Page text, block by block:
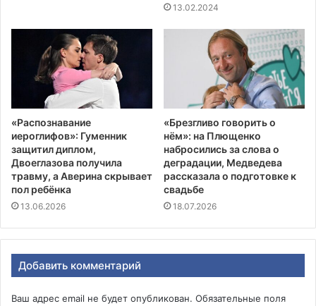
13.02.2024
«Распознавание
иероглифов»: Гуменник
защитил диплом,
Двоеглазова получила
травму, а Аверина скрывает
пол ребёнка
13.06.2026
«Брезгливо говорить о
нём»: на Плющенко
набросились за слова о
деградации, Медведева
рассказала о подготовке к
свадьбе
18.07.2026
Добавить комментарий
Ваш адрес email не будет опубликован. Обязательные поля